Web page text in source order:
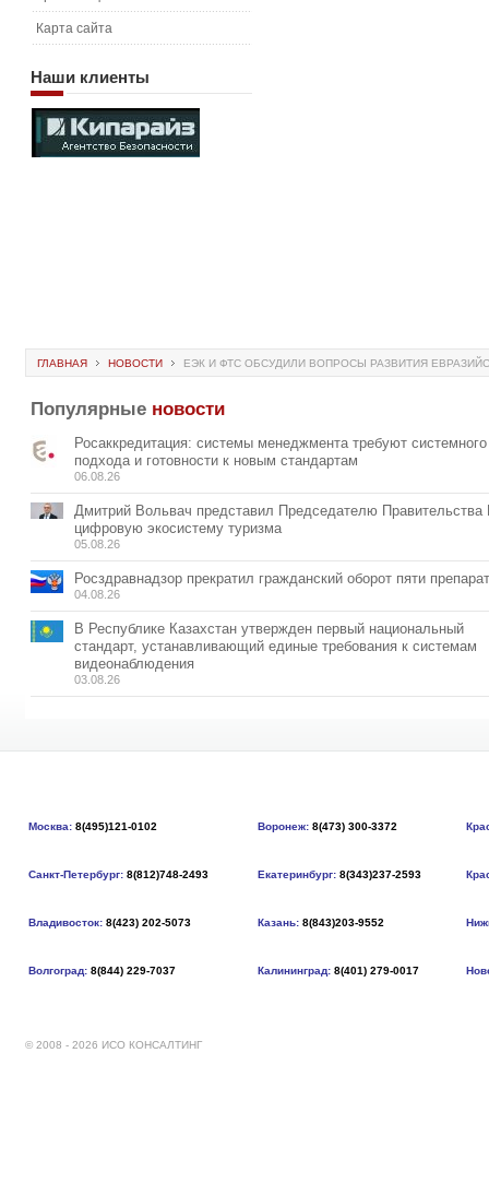
Карта сайта
Наши клиенты
ГЛАВНАЯ НОВОСТИ ЕЭК И ФТС ОБСУДИЛИ ВОПРОСЫ РАЗВИТИЯ
Популярные новости
Росаккредитация: системы менеджмента требуют системного
подхода и готовности к новым стандартам
06.08.26
Дмитрий Вольвач представил Председателю
цифровую экосистему туризма
05.08.26
Росздравнадзор прекратил гражданский оборот пяти
04.08.26
В Республике Казахстан утвержден первый национальный
стандарт, устанавливающий единые требования к системам
видеонаблюдения
03.08.26
Москва: 8(495)121-0102 Воронеж: 8(473) 300-3372
Санкт-Петербург: 8(812)748-2493 Екатеринбург: 8(343)237-2593
Владивосток: 8(423) 202-5073 Казань: 8(843)203-9552
Волгоград: 8(844) 229-7037 Калининград: 8(401) 279-0017
© 2008 - 2026 ИСО КОНСАЛТИНГ